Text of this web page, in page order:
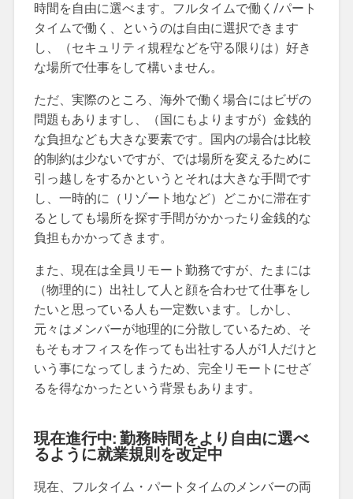
時間を自由に選べます。フルタイムで働く/パート
タイムで働く、というのは自由に選択できます
し、（セキュリティ規程などを守る限りは）好き
な場所で仕事をして構いません。
ただ、実際のところ、海外で働く場合にはビザの
問題もありますし、（国にもよりますが）金銭的
な負担なども大きな要素です。国内の場合は比較
的制約は少ないですが、では場所を変えるために
引っ越しをするかというとそれは大きな手間です
し、一時的に（リゾート地など）どこかに滞在す
るとしても場所を探す手間がかかったり金銭的な
負担もかかってきます。
また、現在は全員リモート勤務ですが、たまには
（物理的に）出社して人と顔を合わせて仕事をし
たいと思っている人も一定数います。しかし、
元々はメンバーが地理的に分散しているため、そ
もそもオフィスを作っても出社する人が1人だけと
いう事になってしまうため、完全リモートにせざ
るを得なかったという背景もあります。
現在進行中: 勤務時間をより自由に選べ
るように就業規則を改定中
現在、フルタイム・パートタイムのメンバーの両